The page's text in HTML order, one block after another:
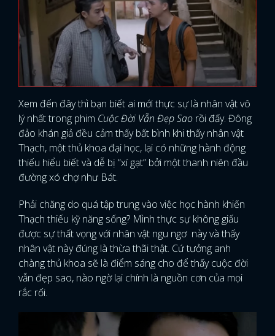
Xem đến đây thì bạn biết ai mới thực sự là nhân vật vô
lý nhất trong phim Cuộc Đời Vẫn Đẹp Sao rồi đấy. Đông
đảo khán giả đều cảm thấy bất bình khi thấy nhân vật
Thạch, một thủ khoa đại học, lại có những hành động
thiếu hiểu biết và dễ bị “xí gạt” bởi một thanh niên đầu
đường xó chợ như Bát.
Phải chăng do quá tập trung vào việc học hành khiến
Thạch thiếu kỹ năng sống? Mình thực sự không giấu
được sự thất vọng với nhân vật ngu ngơ này và thấy
nhân vật này đúng là thừa thãi thật. Cứ tưởng anh
chàng thủ khoa sẽ là điểm sáng cho để thấy cuộc đời
vẫn đẹp sao, nào ngờ lại chính là nguồn cơn của mọi
rắc rối.